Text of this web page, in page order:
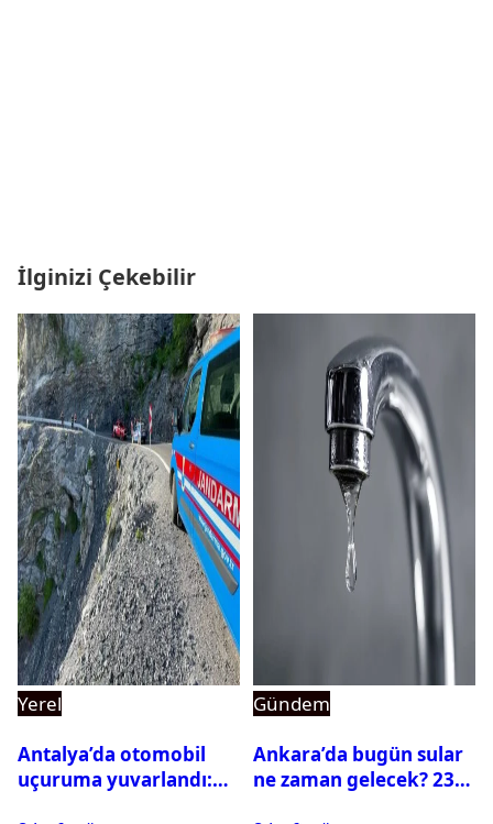
İlginizi Çekebilir
Yerel
Antalya’da otomobil
uçuruma yuvarlandı:
Gündem
Ankara’da bugün sular
ne zaman gelecek? 23